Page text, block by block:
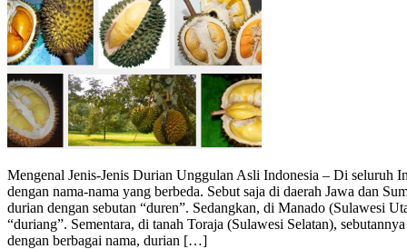
Mengenal Jenis-Jenis Durian Unggulan Asli Indonesia – Di seluruh
dengan nama-nama yang berbeda. Sebut saja di daerah Jawa dan
durian dengan sebutan “duren”. Sedangkan, di Manado (Sulawesi
“duriang”. Sementara, di tanah Toraja (Sulawesi Selatan),
dengan berbagai nama, durian […]